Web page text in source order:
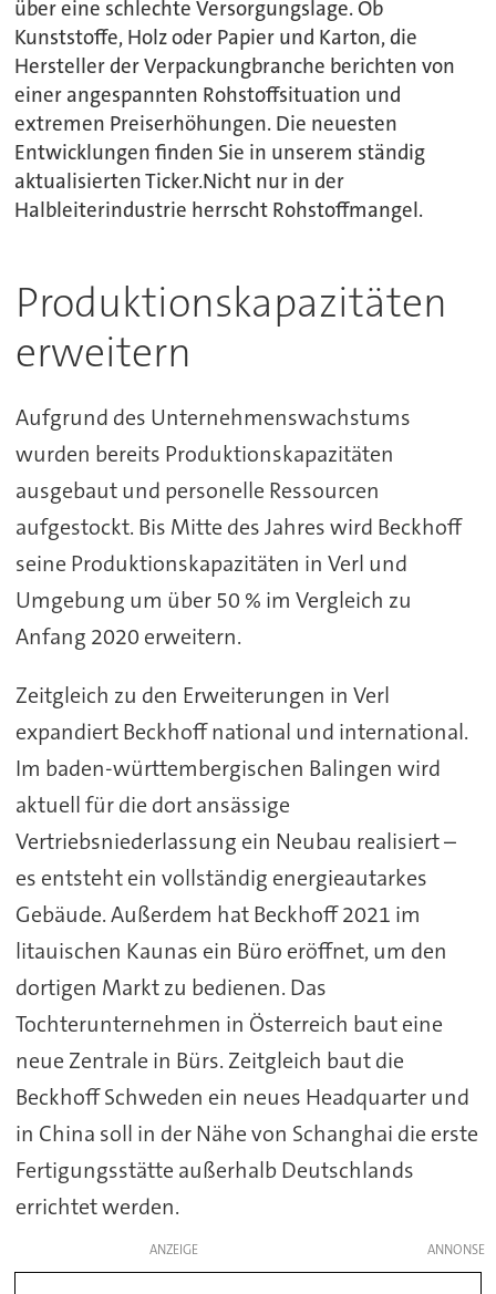
über eine schlechte Versorgungslage. Ob
Kunststoffe, Holz oder Papier und Karton, die
Hersteller der Verpackungbranche berichten von
einer angespannten Rohstoffsituation und
extremen Preiserhöhungen. Die neuesten
Entwicklungen finden Sie in unserem ständig
aktualisierten Ticker.Nicht nur in der
Halbleiterindustrie herrscht Rohstoffmangel.
Produktionskapazitäten
erweitern
Aufgrund des Unternehmenswachstums
wurden bereits Produktionskapazitäten
ausgebaut und personelle Ressourcen
aufgestockt. Bis Mitte des Jahres wird Beckhoff
seine Produktionskapazitäten in Verl und
Umgebung um über 50 % im Vergleich zu
Anfang 2020 erweitern.
Zeitgleich zu den Erweiterungen in Verl
expandiert Beckhoff national und international.
Im baden-württembergischen Balingen wird
aktuell für die dort ansässige
Vertriebsniederlassung ein Neubau realisiert –
es entsteht ein vollständig energieautarkes
Gebäude. Außerdem hat Beckhoff 2021 im
litauischen Kaunas ein Büro eröffnet, um den
dortigen Markt zu bedienen. Das
Tochterunternehmen in Österreich baut eine
neue Zentrale in Bürs. Zeitgleich baut die
Beckhoff Schweden ein neues Headquarter und
in China soll in der Nähe von Schanghai die erste
Fertigungsstätte außerhalb Deutschlands
errichtet werden.
ANZEIGE